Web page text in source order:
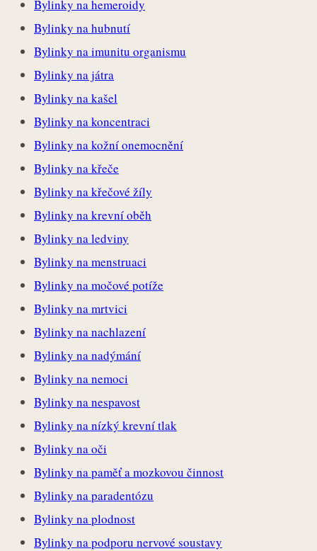
Bylinky na hemeroidy
Bylinky na hubnutí
Bylinky na imunitu organismu
Bylinky na játra
Bylinky na kašel
Bylinky na koncentraci
Bylinky na kožní onemocnění
Bylinky na křeče
Bylinky na křečové žíly
Bylinky na krevní oběh
Bylinky na ledviny
Bylinky na menstruaci
Bylinky na močové potíže
Bylinky na mrtvici
Bylinky na nachlazení
Bylinky na nadýmání
Bylinky na nemoci
Bylinky na nespavost
Bylinky na nízký krevní tlak
Bylinky na oči
Bylinky na paměť a mozkovou činnost
Bylinky na paradentózu
Bylinky na plodnost
Bylinky na podporu nervové soustavy